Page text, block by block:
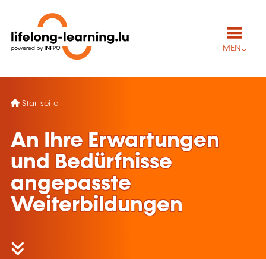
MENÜ
Startseite
An Ihre Erwartungen
und Bedürfnisse
angepasste
Weiterbildungen